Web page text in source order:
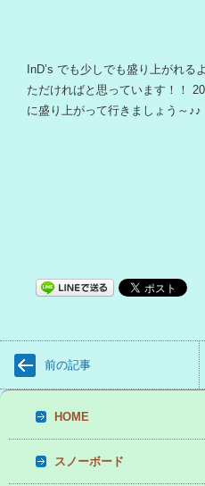
InD’s でも少しでも盛り上がれ
ただければと思っています！！
に盛り上がって行きましょう～♪♪
前の記事
HOME
スノーボード